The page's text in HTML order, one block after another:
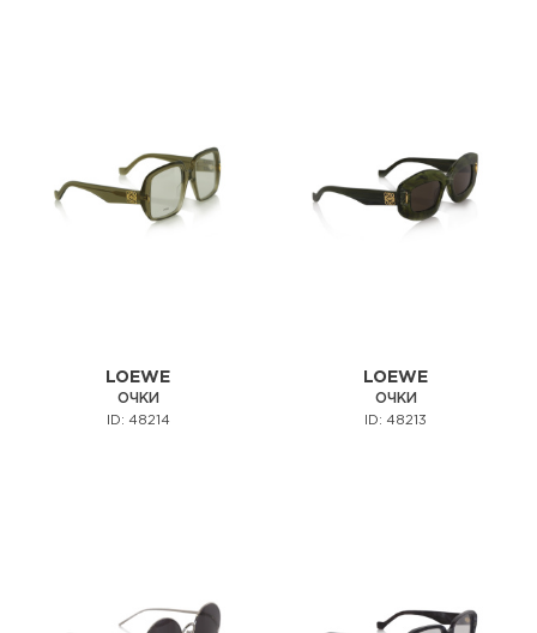
LOEWE
ОЧКИ
ID: 48214
LOEWE
ОЧКИ
ID: 48213